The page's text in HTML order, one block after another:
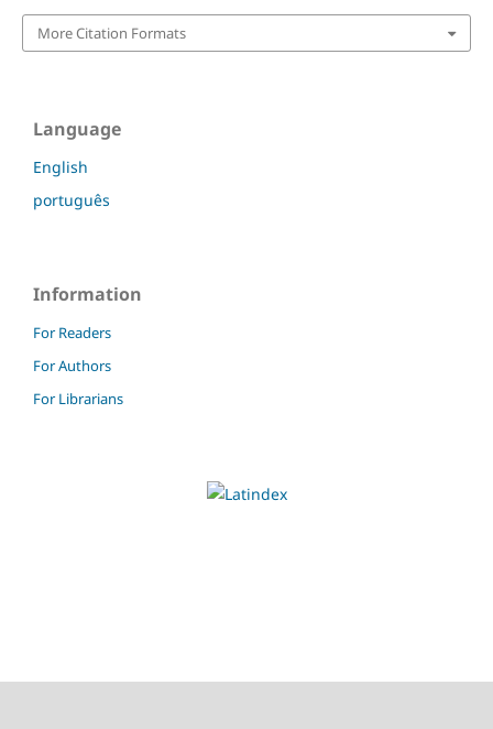
More Citation Formats
Language
English
português
Information
For Readers
For Authors
For Librarians